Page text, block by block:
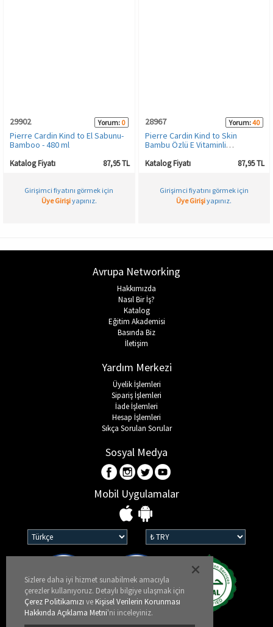
Sizlere daha iyi hizmet sunabilmek amacıyla
çerezler kullanıyoruz. Detaylı bilgiye ulaşmak için
Çerez Politikamızı ve Kişisel Verilerin Korunması
Hakkında Açıklama Metni'ni inceleyiniz.
29902 Yorum: 0
Pierre Cardin Kind to El Sabunu-
Bamboo - 480 ml
Katalog Fiyatı 87,95 TL
Girişimci fiyatını görmek için
Üye Girişiyapınız.
28967 Yorum:40
Pierre Cardin Kind to Skin
Bambu Özlü E Vitaminli
Katalog Fiyatı 87,95 TL
Girişimci fiyatını görmek için
Üye Girişiyapınız.
Avrupa Networking
Hakkımızda
Nasıl Bir İş?
Katalog
Eğitim Akademisi
Basında Biz
İletişim
Yardım Merkezi
Üyelik İşlemleri
Sipariş İşlemleri
İade İşlemleri
Hesap İşlemleri
Sıkça Sorulan Sorular
Sosyal Medya
Mobil Uygulamalar